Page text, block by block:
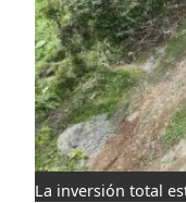
La inversión total